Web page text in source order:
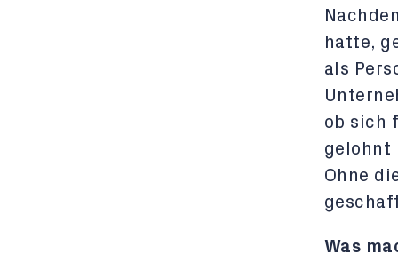
hatte,
als
ob sich
gelohnt
Ohne
Was